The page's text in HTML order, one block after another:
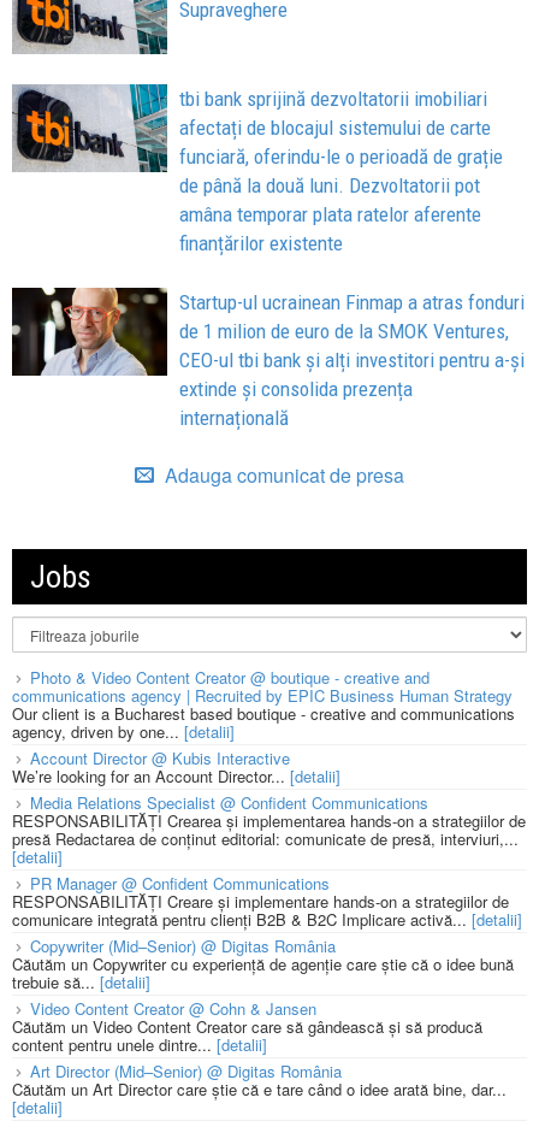
Supraveghere
tbi bank sprijină dezvoltatorii imobiliari
afectați de blocajul sistemului de carte
funciară, oferindu-le o perioadă de grație
de până la două luni. Dezvoltatorii pot
amâna temporar plata ratelor aferente
finanțărilor existente
Startup-ul ucrainean Finmap a atras fonduri
de 1 milion de euro de la SMOK Ventures,
CEO-ul tbi bank și alți investitori pentru a-și
extinde și consolida prezența
internațională
Adauga comunicat de presa
Jobs
Photo & Video Content Creator @ boutique - creative and
communications agency | Recruited by EPIC Business Human Strategy
Our client is a Bucharest based boutique - creative and communications
agency, driven by one... [detalii]
Account Director @ Kubis Interactive
We’re looking for an Account Director... [detalii]
Media Relations Specialist @ Confident Communications
RESPONSABILITĂȚI Crearea și implementarea hands-on a strategiilor de
presă Redactarea de conținut editorial: comunicate de presă, interviuri,...
[detalii]
PR Manager @ Confident Communications
RESPONSABILITĂȚI Creare și implementare hands-on a strategiilor de
comunicare integrată pentru clienți B2B & B2C Implicare activă... [detalii]
Copywriter (Mid–Senior) @ Digitas România
Căutăm un Copywriter cu experiență de agenție care știe că o idee bună
trebuie să... [detalii]
Video Content Creator @ Cohn & Jansen
Căutăm un Video Content Creator care să gândească și să producă
content pentru unele dintre... [detalii]
Art Director (Mid–Senior) @ Digitas România
Căutăm un Art Director care știe că e tare când o idee arată bine, dar...
[detalii]